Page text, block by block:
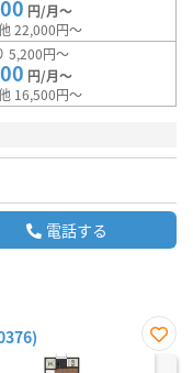
円/月～
22,000円～
5,200円～
円/月～
16,500円～
電話する
お気